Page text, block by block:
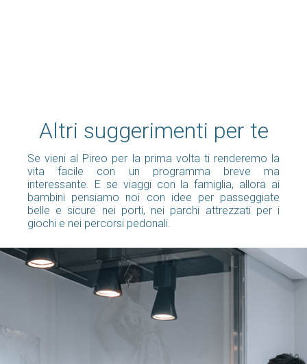
Altri suggerimenti per te
Se vieni al Pireo per la prima volta ti renderemo la
vita facile con un programma breve ma
interessante. E se viaggi con la famiglia, allora ai
bambini pensiamo noi con idee per passeggiate
belle e sicure nei porti, nei parchi attrezzati per i
giochi e nei percorsi pedonali.